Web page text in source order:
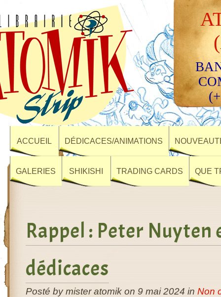
ACCUEIL DÉDICACES/ANIMATIONS
GALERIES SHIKISHI TRADING CARDS QUE
Rappel : Peter Nuyten
dédicaces
Posté by mister atomik on 9 mai 2024 in Non